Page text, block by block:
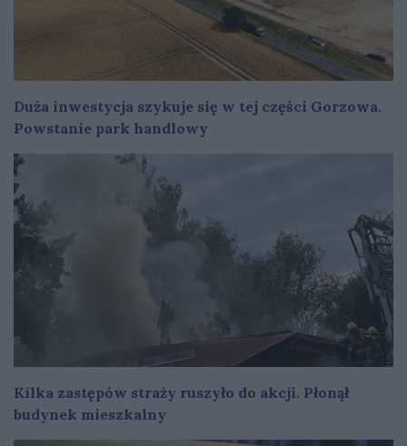
Duża inwestycja szykuje się w tej części Gorzowa.
Powstanie park handlowy
Kilka zastępów straży ruszyło do akcji. Płonął
budynek mieszkalny